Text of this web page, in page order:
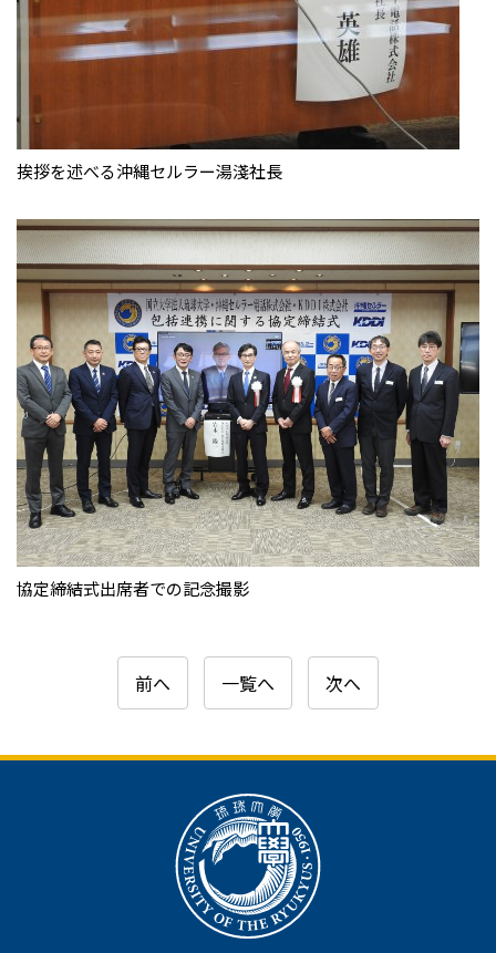
挨拶を述べる沖縄セルラー湯淺社長
協定締結式出席者での記念撮影
前へ 一覧へ 次へ